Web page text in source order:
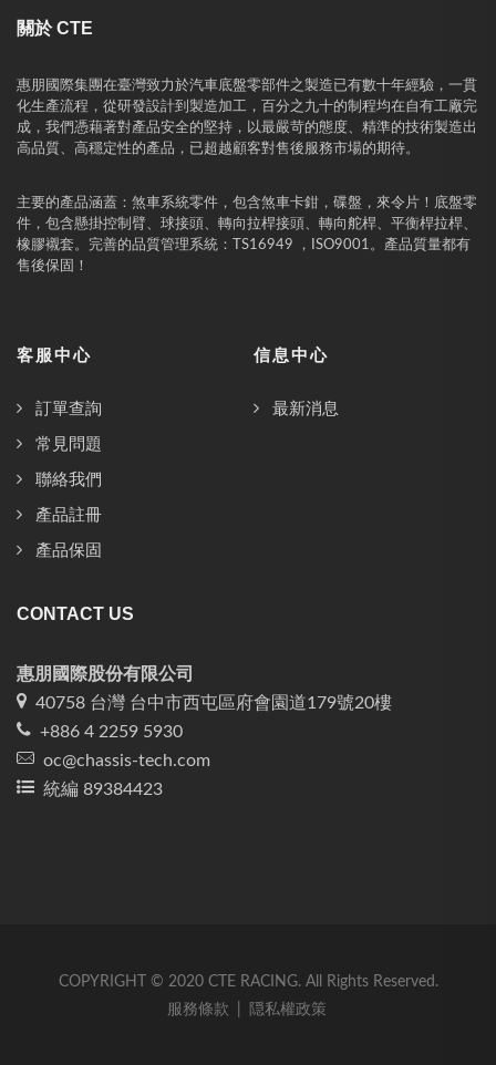
關於 CTE
惠朋國際集團在臺灣致力於汽車底盤零部件之製造已有數十年經驗，一貫
化生產流程，從研發設計到製造加工，百分之九十的制程均在自有工廠完
成，我們憑藉著對產品安全的堅持，以最嚴苛的態度、精準的技術製造出
高品質、高穩定性的產品，已超越顧客對售後服務市場的期待。
主要的產品涵蓋：煞車系統零件，包含煞車卡鉗，碟盤，來令片！底盤零
件，包含懸掛控制臂、球接頭、轉向拉桿接頭、轉向舵桿、平衡桿拉桿、
橡膠襯套。完善的品質管理系統：TS16949 ，ISO9001。產品質量都有
售後保固！
客服中心
訂單查詢
常見問題
聯絡我們
產品註冊
產品保固
信息中心
最新消息
CONTACT US
惠朋國際股份有限公司
40758 台灣 台中市西屯區府會園道179號20樓
+886 4 2259 5930
oc@chassis-tech.com
統編 89384423
COPYRIGHT © 2020 CTE RACING. All Rights Reserved.
服務條款
隠私權政策